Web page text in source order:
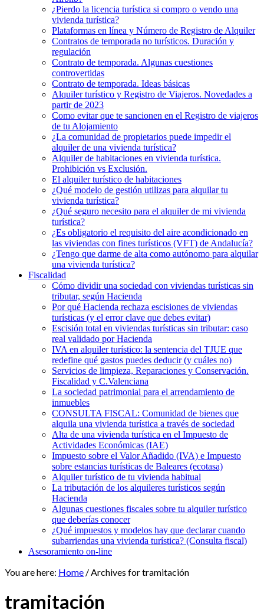
¿Pierdo la licencia turística si compro o vendo una
vivienda turística?
Plataformas en línea y Número de Registro de Alquiler
Contratos de temporada no turísticos. Duración y
regulación
Contrato de temporada. Algunas cuestiones
controvertidas
Contrato de temporada. Ideas básicas
Alquiler turístico y Registro de Viajeros. Novedades a
partir de 2023
Como evitar que te sancionen en el Registro de viajeros
de tu Alojamiento
¿La comunidad de propietarios puede impedir el
alquiler de una vivienda turística?
Alquiler de habitaciones en vivienda turística.
Prohibición vs Exclusión.
El alquiler turístico de habitaciones
¿Qué modelo de gestión utilizas para alquilar tu
vivienda turística?
¿Qué seguro necesito para el alquiler de mi vivienda
turística?
¿Es obligatorio el requisito del aire acondicionado en
las viviendas con fines turísticos (VFT) de Andalucía?
¿Tengo que darme de alta como autónomo para alquilar
una vivienda turística?
Fiscalidad
Cómo dividir una sociedad con viviendas turísticas sin
tributar, según Hacienda
Por qué Hacienda rechaza escisiones de viviendas
turísticas (y el error clave que debes evitar)
Escisión total en viviendas turísticas sin tributar: caso
real validado por Hacienda
IVA en alquiler turístico: la sentencia del TJUE que
redefine qué gastos puedes deducir (y cuáles no)
Servicios de limpieza, Reparaciones y Conservación.
Fiscalidad y C.Valenciana
La sociedad patrimonial para el arrendamiento de
inmuebles
CONSULTA FISCAL: Comunidad de bienes que
alquila una vivienda turística a través de sociedad
Alta de una vivienda turística en el Impuesto de
Actividades Económicas (IAE)
Impuesto sobre el Valor Añadido (IVA) e Impuesto
sobre estancias turísticas de Baleares (ecotasa)
Alquiler turístico de tu vivienda habitual
La tributación de los alquileres turísticos según
Hacienda
Algunas cuestiones fiscales sobre tu alquiler turístico
que deberías conocer
¿Qué impuestos y modelos hay que declarar cuando
subarriendas una vivienda turística? (Consulta fiscal)
Asesoramiento on-line
You are here: Home /Archives for tramitación
tramitación